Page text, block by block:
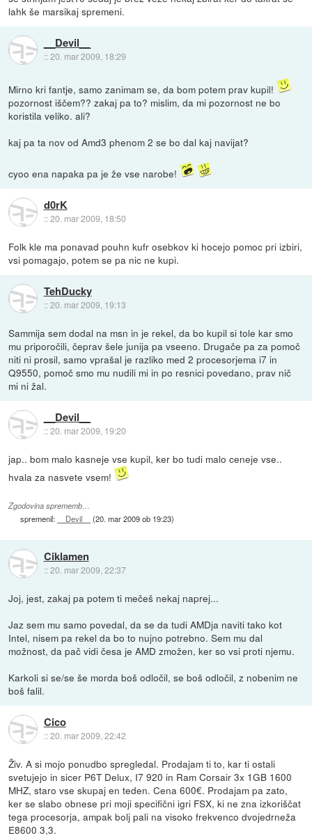
lahk še marsikaj spremeni.
__Devil__
::20. mar 2009, 18:29
Mirno kri fantje, samo zanimam se, da bom potem prav kupil!
pozornost iščem?? zakaj pa to? mislim, da mi pozornost ne bo
koristila veliko. ali?
kaj pa ta nov od Amd3 phenom 2 se bo dal kaj navijat?
cyoo ena napaka pa je že vse narobe!
d0rK
::20. mar 2009, 18:50
Folk kle ma ponavad pouhn kufr osebkov ki hocejo pomoc pri izbiri,
vsi pomagajo, potem se pa nic ne kupi.
TehDucky
::20. mar 2009, 19:13
Sammija sem dodal na msn in je rekel, da bo kupil si tole kar smo
mu priporočili, čeprav šele junija pa vseeno. Drugače pa za pomoč
niti ni prosil, samo vprašal je razliko med 2 procesorjema i7 in
Q9550, pomoč smo mu nudili mi in po resnici povedano, prav nič
mi ni žal.
__Devil__
::20. mar 2009, 19:20
jap.. bom malo kasneje vse kupil, ker bo tudi malo ceneje vse..
hvala za nasvete vsem!
Zgodovina sprememb…
spremenil: __Devil__ (20. mar 2009 ob 19:23)
Ciklamen
::20. mar 2009, 22:37
Joj, jest, zakaj pa potem ti mečeš nekaj naprej...
Jaz sem mu samo povedal, da se da tudi AMDja naviti tako kot
Intel, nisem pa rekel da bo to nujno potrebno. Sem mu dal
možnost, da pač vidi česa je AMD zmožen, ker so vsi proti njemu.
Karkoli si se/se še morda boš odločil, se boš odločil, z nobenim ne
boš falil.
Cico
::20. mar 2009, 22:42
Živ. A si mojo ponudbo spregledal. Prodajam ti to, kar ti ostali
svetujejo in sicer P6T Delux, I7 920 in Ram Corsair 3x 1GB 1600
MHZ, staro vse skupaj en teden. Cena 600€. Prodajam pa zato,
ker se slabo obnese pri moji specifični igri FSX, ki ne zna izkoriščat
tega procesorja, ampak bolj pali na visoko frekvenco dvojedrneža
E8600 3,3.